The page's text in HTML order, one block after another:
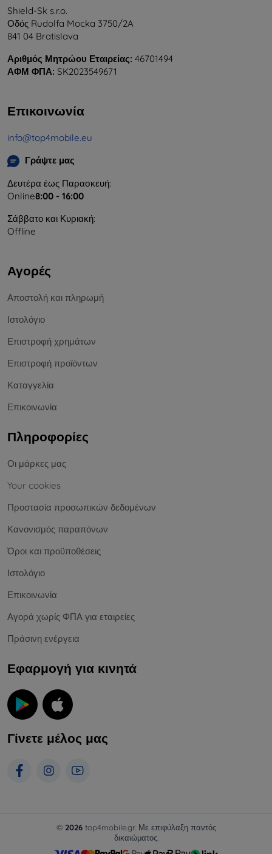
Shield-Sk s.r.o.
Οδός Rudolfa Mocka 3750/2A
841 04 Bratislava
Αριθμός Μητρώου Εταιρείας: 46701494
ΑΦΜ ΦΠΑ: SK2023549671
Επικοινωνία
info@top4mobile.eu
Γράψτε μας
Δευτέρα έως Παρασκευή:
Online8:00 - 16:00
Σάββατο και Κυριακή:
Offline
Αγορές
Αποστολή και πληρωμή
Ιστολόγιο
Επιστροφή χρημάτων
Επιστροφή προϊόντων
Καταγγελία
Επικοινωνία
Πληροφορίες
Οι μάρκες μας
Your cookies
Προστασία προσωπικών δεδομένων
Κανονισμός παραπόνων
Όροι και προϋποθέσεις
Ιστολόγιο
Επικοινωνία
Αγορά χωρίς ΦΠΑ για εταιρείες
Πράσινη ενέργεια
Εφαρμογή για κινητά
Γίνετε μέλος μας
© 2026top4mobile.gr. Με επιφύλαξη παντός
δικαιώματος.